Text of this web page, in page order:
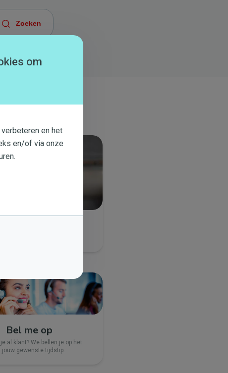
Bel me op
je al klant? We bellen je op het
jouw gewenste tijdstip.
om
en het
en/of via onze